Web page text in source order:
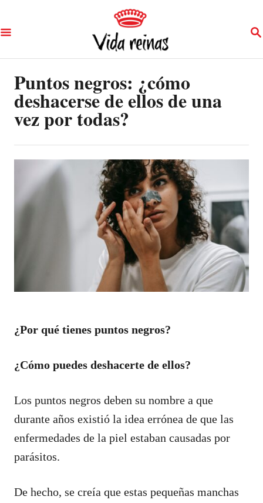
k
i
S
Puntos negros: ¿cómo
deshacerse de ellos de una
vez por todas?
¿Por qué tienes puntos negros?
¿Cómo puedes deshacerte de ellos?
Los puntos negros deben su nombre a que
durante años existió la idea errónea de que las
enfermedades de la piel estaban causadas por
parásitos.
De hecho, se creía que estas pequeñas manchas